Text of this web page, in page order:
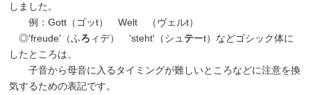
しました。
例：Gott（ゴッt） Welt （ヴェルt）
◎'freude'（ふろ ィデ） 'steht'（シュ テーt）などゴシック体に
したところは、
子音から母音に入るタイミングが難しいところなどに注意を換
気するための表記です。